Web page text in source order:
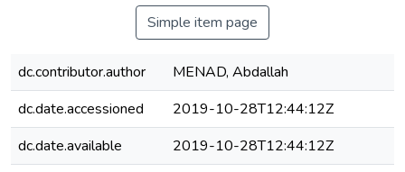
Simple item page
dc.contributor.author
MENAD, Abdallah
dc.date.accessioned
2019-10-28T12:44:12Z
dc.date.available
2019-10-28T12:44:12Z